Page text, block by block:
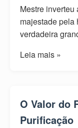
Mestre
majestade pela
verdadeira
Leia mais »
O Valor do
Purificação